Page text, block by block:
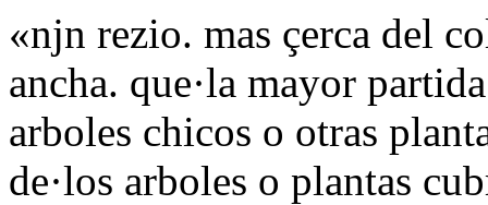
«njn rezio. mas çerca del
ancha. que·la mayor
arboles chicos o otras
de·los arboles o plantas